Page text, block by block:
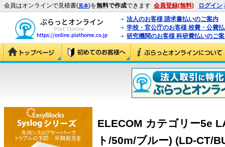
会員はオンラインで見積書(見本)を無料で作成できます 会員登録(無料) ログイン
法人のお客様 請求書払いのご案内
学校・官公庁のお客様 校費・公費
研究機関のお客様 科研費払いのご
ELECOM カテゴリー5e
ト/50m/ブルー) (LD-CT/